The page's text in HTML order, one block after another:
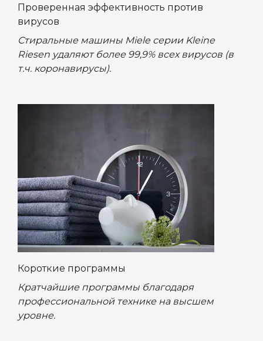
Проверенная эффективность против
вирусов
Стиральные машины Miele серии Kleine
Riesen удаляют более 99,9% всех вирусов (в
т.ч. коронавирусы).
Короткие программы
Кратчайшие программы благодаря
профессиональной технике на высшем
уровне.